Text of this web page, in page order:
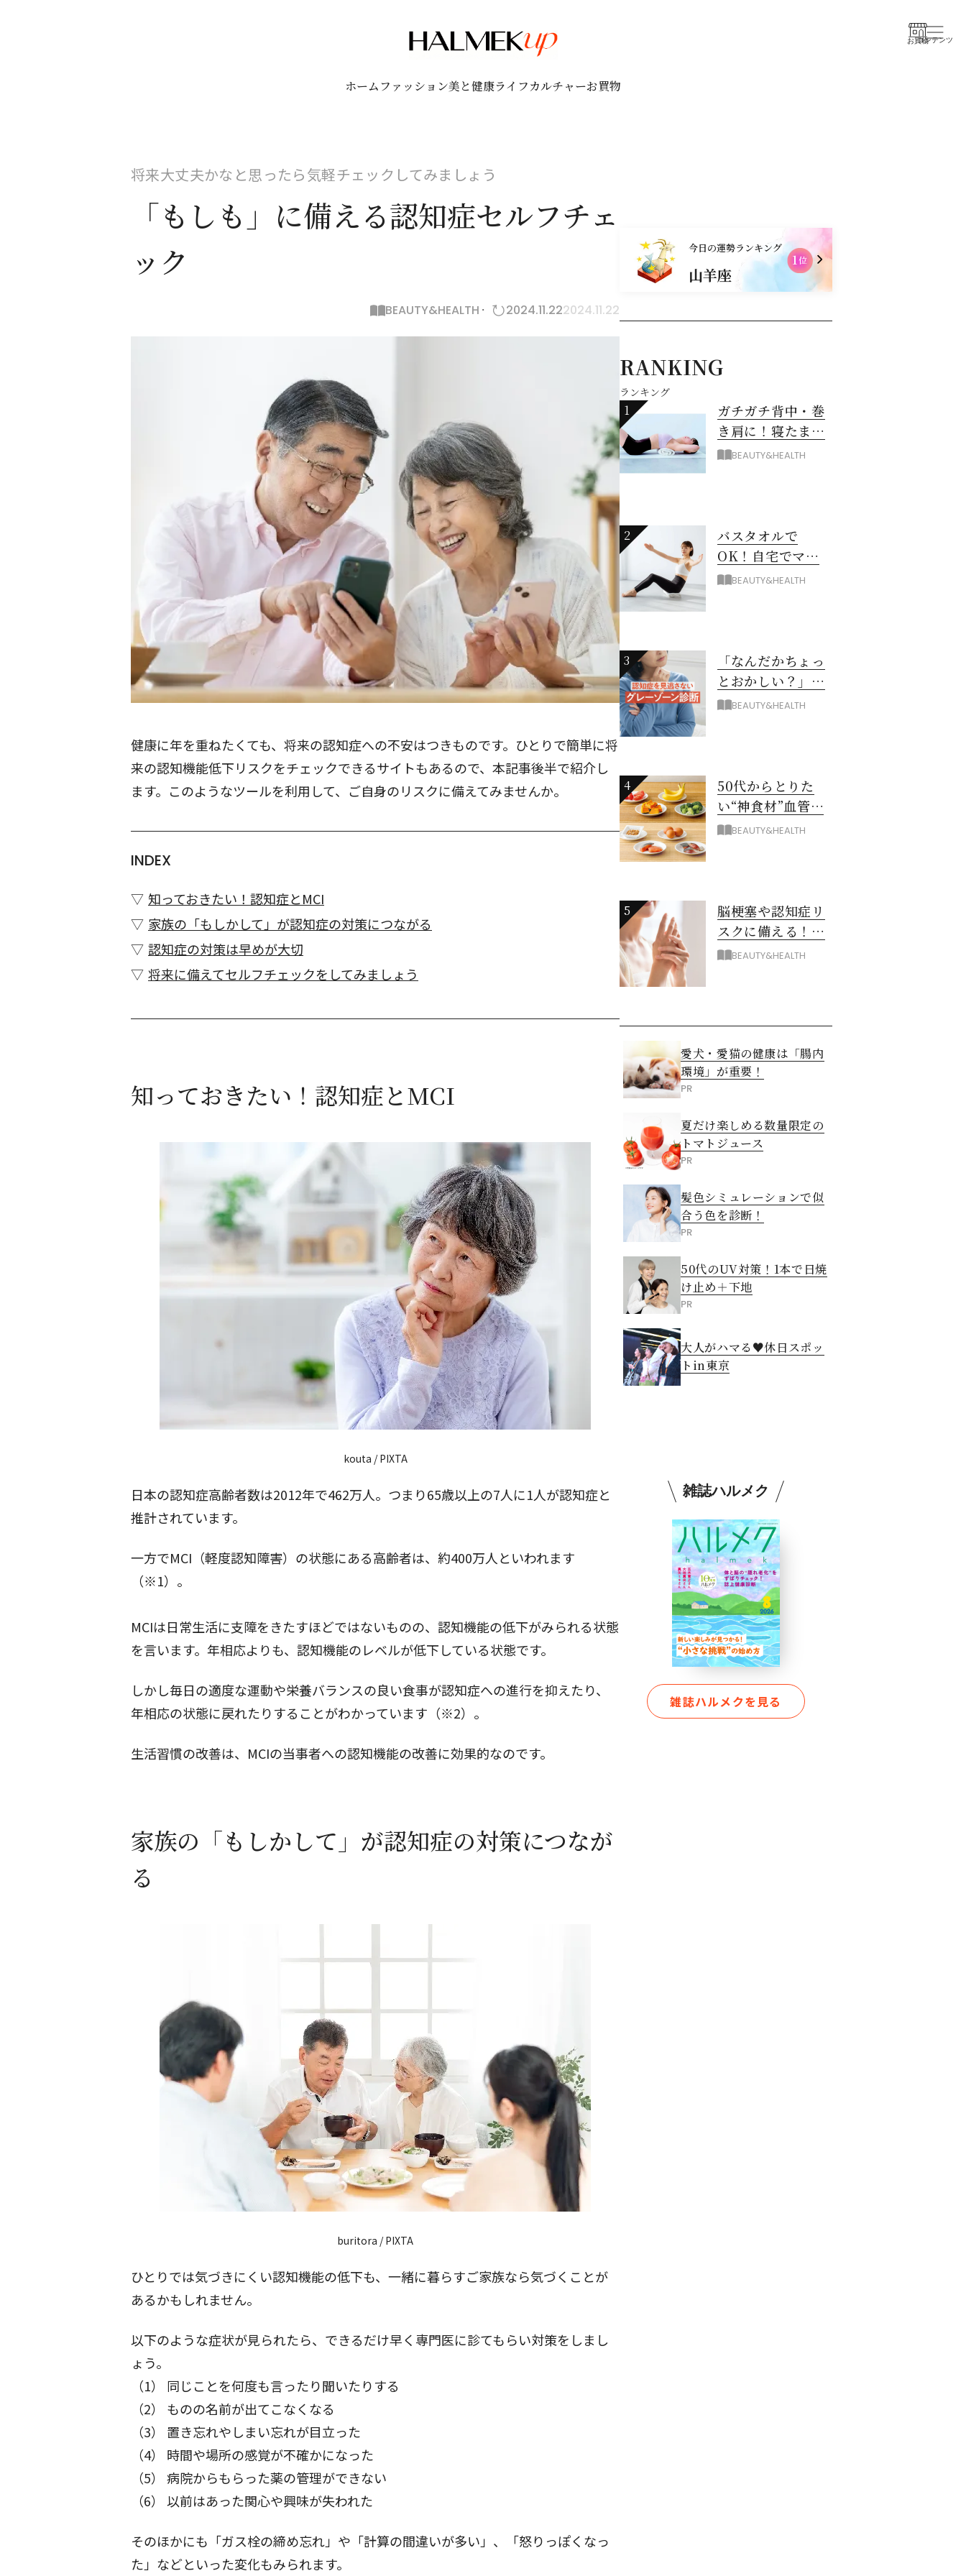
お買物コンテンツ
ホーム ファッション美と健康ライフカルチャーお買物
将来大丈夫かなと思ったら気軽チェックしてみましょう
「もしも」に備える認知症セルフチェ
ック
BEAUTY&HEALTH 2024.11.222024.11.22
健康に年を重ねたくても、将来の認知症への不安はつきものです。ひとりで簡単に将
来の認知機能低下リスクをチェックできるサイトもあるので、本記事後半で紹介し
ます。このようなツールを利用して、ご自身のリスクに備えてみませんか。
INDEX
知っておきたい！認知症とMCI
家族の「もしかして」が認知症の対策につながる
認知症の対策は早めが大切
将来に備えてセルフチェックをしてみましょう
知っておきたい！認知症とMCI
kouta / PIXTA
日本の認知症高齢者数は2012年で462万人。つまり65歳以上の7人に1人が認知症と
推計されています。
一方でMCI（軽度認知障害）の状態にある高齢者は、約400万人といわれます
（※1）。
MCIは日常生活に支障をきたすほどではないものの、認知機能の低下がみられる状態
を言います。年相応よりも、認知機能のレベルが低下している状態です。
しかし毎日の適度な運動や栄養バランスの良い食事が認知症への進行を抑えたり、
年相応の状態に戻れたりすることがわかっています（※2）。
生活習慣の改善は、MCIの当事者への認知機能の改善に効果的なのです。
家族の「もしかして」が認知症の対策につなが
る
buritora / PIXTA
ひとりでは気づきにくい認知機能の低下も、一緒に暮らすご家族なら気づくことが
あるかもしれません。
以下のような症状が見られたら、できるだけ早く専門医に診てもらい対策をしまし
ょう。
（1） 同じことを何度も言ったり聞いたりする
（2） ものの名前が出てこなくなる
（3） 置き忘れやしまい忘れが目立った
（4） 時間や場所の感覚が不確かになった
（5） 病院からもらった薬の管理ができない
（6） 以前はあった関心や興味が失われた
そのほかにも「ガス栓の締め忘れ」や「計算の間違いが多い」、「怒りっぽくなっ
た」などといった変化もみられます。
今日の運勢ランキング
山羊座
1位
RANKING
ランキング
1
ガチガチ背中・巻
き肩に！寝たまま
バスタオル「おう
BEAUTY&HEALTH
2
バスタオルで
OK！自宅でマシ
ン級に骨から整え
BEAUTY&HEALTH
3
「なんだかちょっ
とおかしい？」を
見逃さない！ 認知
BEAUTY&HEALTH
4
50代からとりた
い“神食材”血管と
脳を若々しく保つ
BEAUTY&HEALTH
5
脳梗塞や認知症リ
スクに備える！ゴ
ースト血管を復活
BEAUTY&HEALTH
愛犬・愛猫の健康は「腸内
環境」が重要！
PR
夏だけ楽しめる数量限定の
トマトジュース
PR
髪色シミュレーションで似
合う色を診断！
PR
50代のUV対策！1本で日焼
け止め＋下地
PR
大人がハマる♥休日スポッ
トin東京
雑誌ハルメク
雑誌ハルメクを見る
閉じる